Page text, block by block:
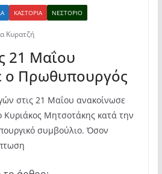
ΚΑΣΤΟΡΙΆ ΝΕΣΤΌΡΙΟ
Κυρατζή
21 Μαΐου
ο Πρωθυπουργός
στις 21 Μαΐου ανακοίνωσε
Κυριάκος Μητσοτάκης κατά την
συμβούλιο. Όσον